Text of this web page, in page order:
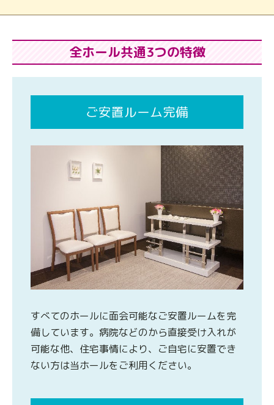
全ホール共通3つの特徴
ご安置ルーム完備
すべてのホールに面会可能なご安置ルームを完
備しています。病院などのから直接受け入れが
可能な他、住宅事情により、ご自宅に安置でき
ない方は当ホールをご利用ください。